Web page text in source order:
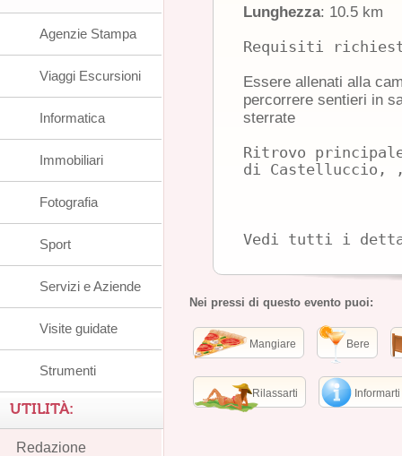
Lunghezza: 10.5 km
Essere allenati alla
percorrere sentieri in
sterrate
Ritrovo
Vedi tutti i
Nei pressi di questo evento puoi:
Mangiare Bere
Rilassarti Informarti
Agenzie Stampa
Viaggi Escursioni
Informatica
Immobiliari
Fotografia
Sport
Servizi e Aziende
Visite guidate
Strumenti
UTILITÀ:
Redazione